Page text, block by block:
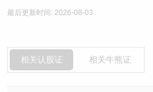
最后更新时间: 2026-08-03
相关认股证 相关牛熊证